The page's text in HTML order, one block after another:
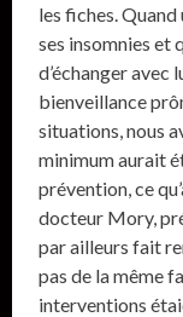
les fiches.
ses insomnies et
d’échanger avec
bienveillance
situations, nous
minimum aurait
prévention, ce
docteur Mory,
par ailleurs fait
pas de la même
interventions